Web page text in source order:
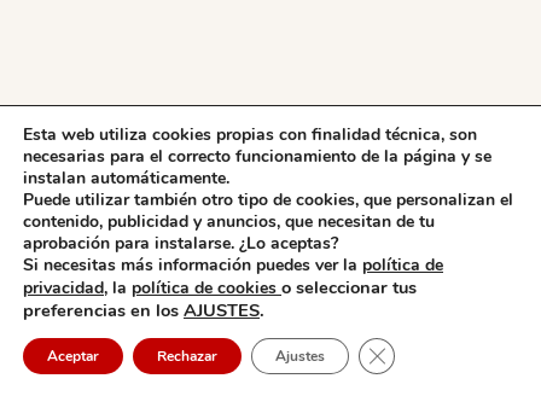
Esta web utiliza cookies propias con finalidad técnica, son
necesarias para el correcto funcionamiento de la página y se
instalan automáticamente.
Puede utilizar también otro tipo de cookies, que personalizan el
contenido, publicidad y anuncios, que necesitan de tu
aprobación para instalarse. ¿Lo aceptas?
Si necesitas más información puedes ver la política de
privacidad, la política de cookies o seleccionar tus
preferencias en los AJUSTES.
Aceptar Rechazar Ajustes Cerrar el banner de